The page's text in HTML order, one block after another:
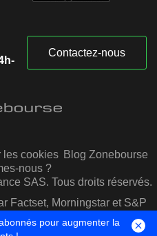
Contactez-nous
les cookies Blog Zonebourse
nous ?
SAS. Tous droits réservés.
Factset, Morningstar et S&P
IQ
pour augmenter la